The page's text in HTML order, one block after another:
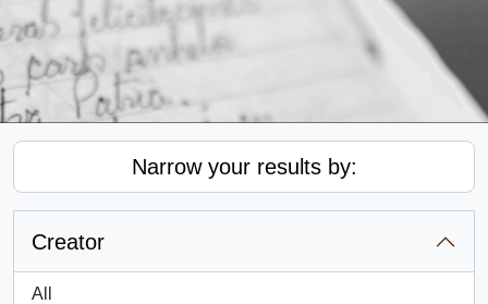
Narrow your results by:
Creator
All